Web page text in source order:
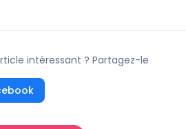
intéressant ? Partagez-le